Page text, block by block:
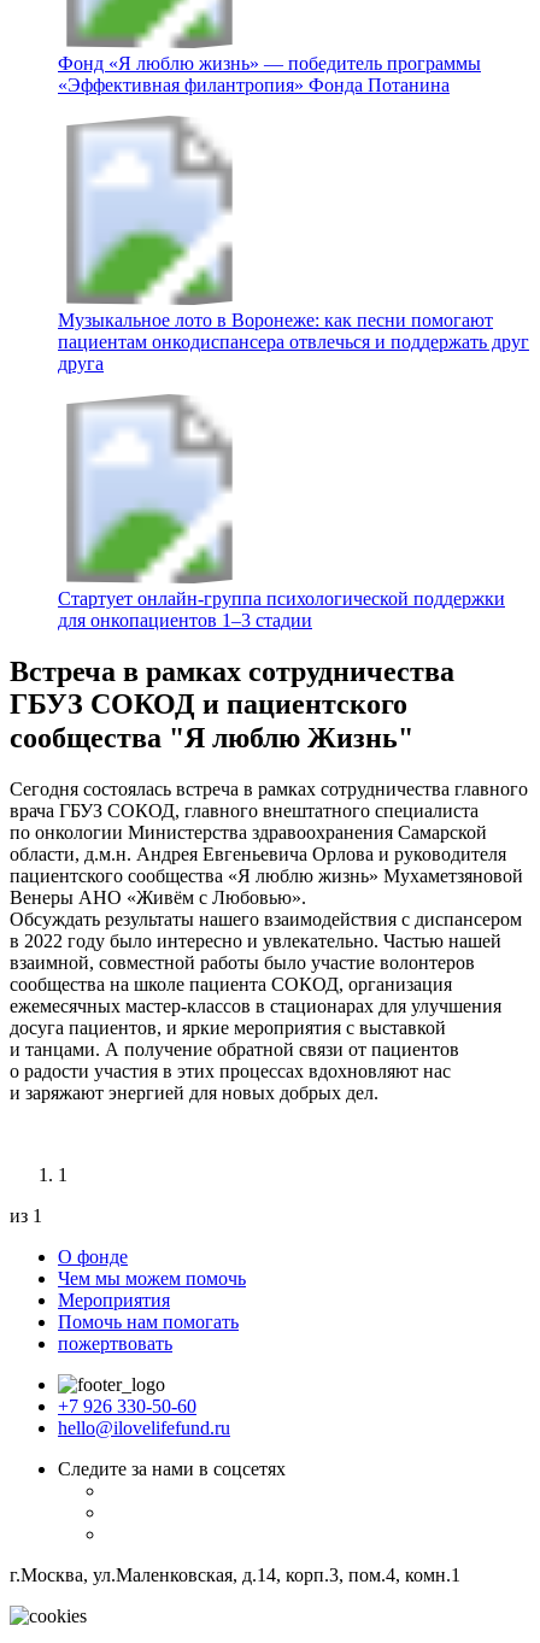
Фонд «Я люблю жизнь» — победитель программы
«Эффективная филантропия» Фонда Потанина
Музыкальное лото в Воронеже: как песни помогают
пациентам онкодиспансера отвлечься и поддержать друг
друга
Стартует онлайн‑группа психологической поддержки
для онкопациентов 1–3 стадии
Встреча в рамках сотрудничества
ГБУЗ СОКОД и пациентского
сообщества "Я люблю Жизнь"⠀
Сегодня состоялась встреча в рамках сотрудничества главного
врача ГБУЗ СОКОД, главного внештатного специалиста
по онкологии Министерства здравоохранения Самарской
области, д.м.н. Андрея Евгеньевича Орлова и руководителя
пациентского сообщества «Я люблю жизнь» Мухаметзяновой
Венеры АНО «Живём с Любовью».
Обсуждать результаты нашего взаимодействия с диспансером
в 2022 году было интересно и увлекательно. Частью нашей
взаимной, совместной работы было участие волонтеров
сообщества на школе пациента СОКОД, организация
ежемесячных мастер-классов в стационарах для улучшения
досуга пациентов, и яркие мероприятия с выставкой
и танцами. А получение обратной связи от пациентов
о радости участия в этих процессах вдохновляют нас
и заряжают энергией для новых добрых дел.
1
из 1
О фонде
Чем мы можем помочь
Мероприятия
Помочь нам помогать
пожертвовать
+7 926 330-50-60
hello@ilovelifefund.ru
Следите за нами в соцсетях
г.Москва, ул.Маленковская, д.14, корп.3, пом.4, комн.1